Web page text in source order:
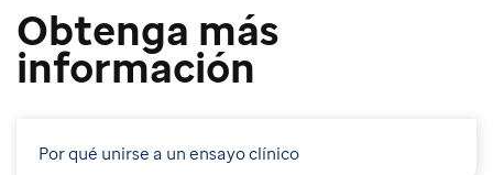
Obtenga más
información
Por qué unirse a un ensayo clínico